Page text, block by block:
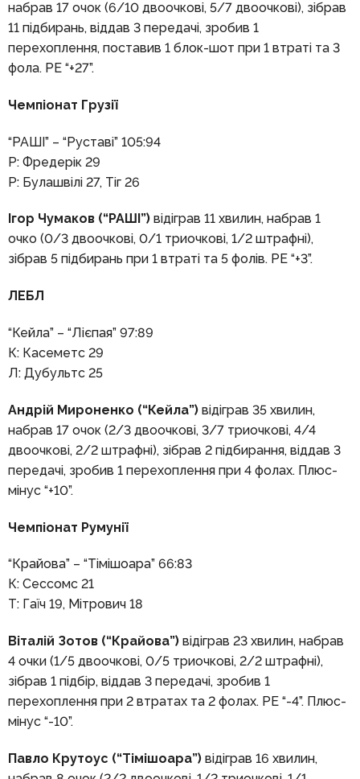
набрав 17 очок (6/10 двоочкові, 5/7 двоочкові), зібрав
11 підбирань, віддав 3 передачі, зробив 1
перехоплення, поставив 1 блок-шот при 1 втраті та 3
фола. РЕ “+27”.
Чемпіонат Грузії
“РАШІ” – “Руставі” 105:94
Р: Фредерік 29
Р: Булашвілі 27, Тіг 26
Ігор Чумаков (“РАШІ”)відіграв 11 хвилин, набрав 1
очко (0/3 двоочкові, 0/1 триочкові, 1/2 штрафні),
зібрав 5 підбирань при 1 втраті та 5 фолів. РЕ “+3”.
ЛЕБЛ
“Кейла” – “Лієпая” 97:89
К: Касеметс 29
Л: Дубультс 25
Андрій Мироненко (“Кейла”)відіграв 35 хвилин,
набрав 17 очок (2/3 двоочкові, 3/7 триочкові, 4/4
двоочкові, 2/2 штрафні), зібрав 2 підбирання, віддав 3
передачі, зробив 1 перехоплення при 4 фолах. Плюс-
мінус “+10”.
Чемпіонат Румунії
“Крайова” – “Тімішоара” 66:83
К: Сессомс 21
Т: Гаїч 19, Мітрович 18
Віталій Зотов (“Крайова”)відіграв 23 хвилин, набрав
4 очки (1/5 двоочкові, 0/5 триочкові, 2/2 штрафні),
зібрав 1 підбір, віддав 3 передачі, зробив 1
перехоплення при 2 втратах та 2 фолах. РЕ “-4”. Плюс-
мінус “-10”.
Павло Крутоус (“Тімішоара”)відіграв 16 хвилин,